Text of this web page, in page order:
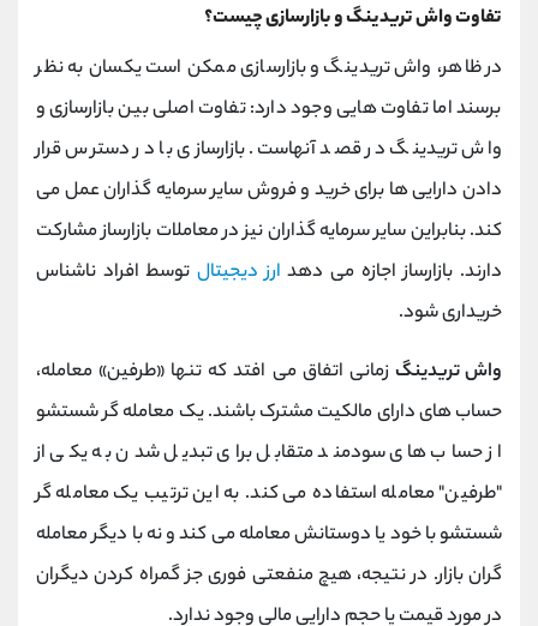
تفاوت واش تریدینگ و بازارسازی چیست؟
در ظاهر، واش تریدینگ و بازارسازی ممکن است یکسان به نظر
برسند اما تفاوت هایی وجود دارد: تفاوت اصلی بین بازارسازی و
واش تریدینگ در قصد آنهاست. بازارسازی با در دسترس قرار
دادن دارایی ها برای خرید و فروش سایر سرمایه گذاران عمل می
کند. بنابراین سایر سرمایه گذاران نیز در معاملات بازارساز مشارکت
دارند. بازارساز اجازه می دهد ارز دیجیتال توسط افراد ناشناس
خریداری شود.
واش تریدینگ زمانی اتفاق می افتد که تنها «طرفین» معامله،
حساب های دارای مالکیت مشترک باشند. یک معامله گر شستشو
از حساب های سودمند متقابل برای تبدیل شدن به یکی از
"طرفین" معامله استفاده می کند. به این ترتیب یک معامله گر
شستشو با خود یا دوستانش معامله می کند و نه با دیگر معامله
گران بازار. در نتیجه، هیچ منفعتی فوری جز گمراه کردن دیگران
در مورد قیمت یا حجم دارایی مالی وجود ندارد.